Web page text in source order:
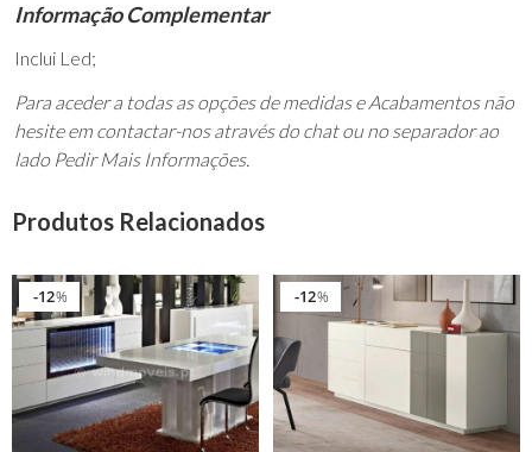
Informação Complementar
Inclui Led;
Para aceder a todas as opções de medidas e Acabamentos não
hesite em contactar-nos através do chat ou no separador ao
lado Pedir Mais Informações.
Produtos Relacionados
%
12 %
12